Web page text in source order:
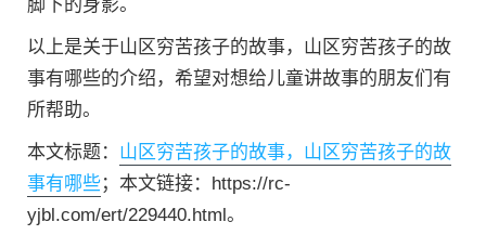
脚下的身影。
以上是关于山区穷苦孩子的故事，山区穷苦孩子的故
事有哪些的介绍，希望对想给儿童讲故事的朋友们有
所帮助。
本文标题： 山区穷苦孩子的故事，山区穷苦孩子的故
事有哪些；本文链接：https://rc-
yjbl.com/ert/229440.html。